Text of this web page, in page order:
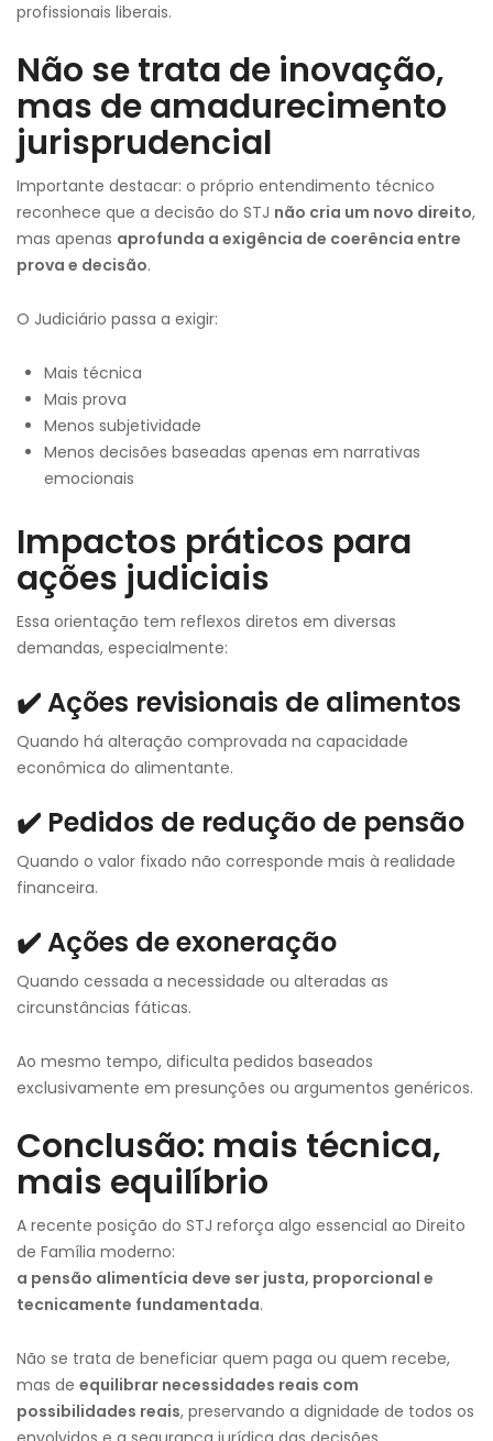
profissionais liberais.
Não se trata de inovação,
mas de amadurecimento
jurisprudencial
Importante destacar: o próprio entendimento técnico
reconhece que a decisão do STJ não cria um novo direito,
mas apenas aprofunda a exigência de coerência entre
prova e decisão.
O Judiciário passa a exigir:
Mais técnica
Mais prova
Menos subjetividade
Menos decisões baseadas apenas em narrativas
emocionais
Impactos práticos para
ações judiciais
Essa orientação tem reflexos diretos em diversas
demandas, especialmente:
✔️ Ações revisionais de alimentos
Quando há alteração comprovada na capacidade
econômica do alimentante.
✔️ Pedidos de redução de pensão
Quando o valor fixado não corresponde mais à realidade
financeira.
✔️ Ações de exoneração
Quando cessada a necessidade ou alteradas as
circunstâncias fáticas.
Ao mesmo tempo, dificulta pedidos baseados
exclusivamente em presunções ou argumentos genéricos.
Conclusão: mais técnica,
mais equilíbrio
A recente posição do STJ reforça algo essencial ao Direito
de Família moderno:
a pensão alimentícia deve ser justa, proporcional e
tecnicamente fundamentada.
Não se trata de beneficiar quem paga ou quem recebe,
mas de equilibrar necessidades reais com
possibilidades reais, preservando a dignidade de todos os